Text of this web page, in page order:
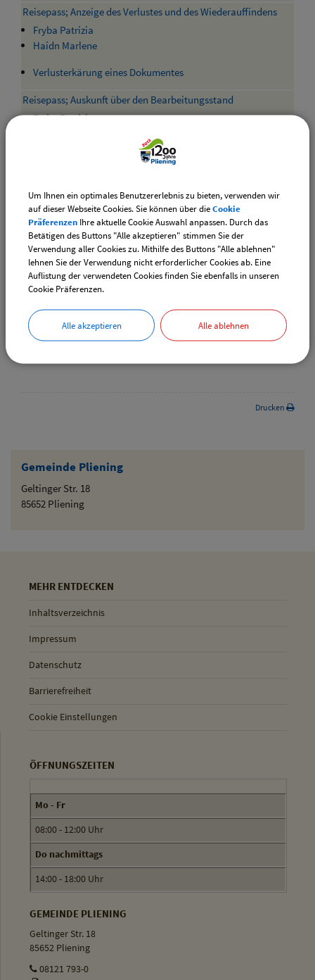
Gemeinde Pliening
Geltinger Str. 18
85652 Pliening
Reisepass; Anzeige des Verlustes und des Wiederauffindens
Fryba Patrizia
Haidn Marlene
Verlusterkärung eines Dokumentes
Reisepass; Auskunft über den Bearbeitungsstand
Fryba Patrizia
Fryba Patrizia
Haidn Marlene
Statusabfrage Pass / Personalausweis
Vollmacht zur Abholung eines
Personalausweises/Reisepasses
Anzahl der gelisteten Aufgaben: 4 von möglichen 145
Drucken
MEHR ENTDECKEN
Inhaltsverzeichnis
Impressum
Datenschutz
Barrierefreiheit
Cookie Einstellungen
ÖFFNUNGSZEITEN
Mo - Fr
08:00 - 12:00 Uhr
Do nachmittags
14:00 - 18:00 Uhr
GEMEINDE PLIENING
Geltinger Str. 18
85652 Pliening
08121 793-0
Um Ihnen ein optimales Benutzererlebnis zu bieten, verwenden wir
auf dieser Webseite Cookies. Sie können über dieCookie
Präferenzen Ihre aktuelle Cookie Auswahl anpassen. Durch das
Betätigen des Buttons "Alle akzeptieren" stimmen Sie der
Verwendung aller Cookies zu. Mithilfe des Buttons "Alle ablehnen"
lehnen Sie der Verwendung nicht erforderlicher Cookies ab. Eine
Auflistung der verwendeten Cookies finden Sie ebenfalls in unseren
Cookie Präferenzen.
Alle akzeptieren Alle ablehnen